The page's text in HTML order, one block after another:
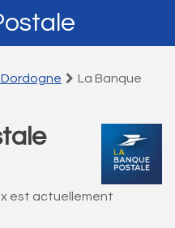
La Banque
est actuellement